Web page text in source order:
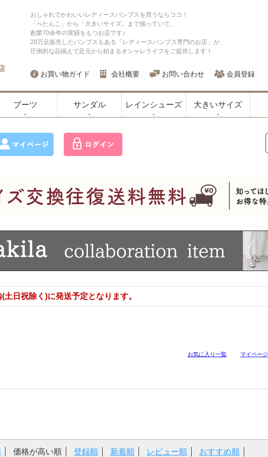
おしゃれでかわいいレディースパンプスを買うならココ！
「ぺたんこ」から「大きいサイズ」まで揃っていて、
創業70余年の実績をもつお店です♪
20万足販売したパンプスもある「レディースパンプス専門のお店」が、
圧倒的な品揃えで足元から始まるオシャレライフをご提供します！
お買い物ガイド 会社概要 お問い合わせ 会員登録
ブーツ サンダル レインシューズ 大きいサイズ
日祝除く)に発送予定となります。
お気に入り一覧
マイページ
価格が高い順 登録順 新着順 レビュー順 おすすめ順